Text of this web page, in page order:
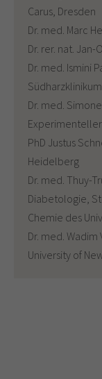
Carus, Dresden
Dr. med. Marc
Dr. rer. nat.
Dr. med. Ismini
Dr. med.
PhD Justus
Heidelberg
Dr. med. Thuy-
Diabetologie,
Chemie des
Dr. med.
University of